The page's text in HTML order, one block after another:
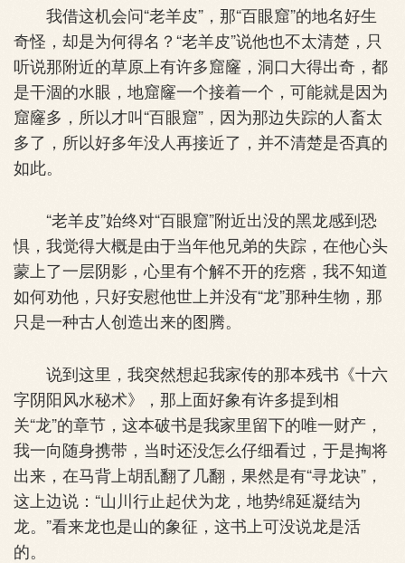
我借这机会问“老羊皮”，那“百眼窟”的地名好生
奇怪，却是为何得名？“老羊皮”说他也不太清楚，只
听说那附近的草原上有许多窟窿，洞口大得出奇，都
是干涸的水眼，地窟窿一个接着一个，可能就是因为
窟窿多，所以才叫“百眼窟”，因为那边失踪的人畜太
多了，所以好多年没人再接近了，并不清楚是否真的
如此。
“老羊皮”始终对“百眼窟”附近出没的黑龙感到恐
惧，我觉得大概是由于当年他兄弟的失踪，在他心头
蒙上了一层阴影，心里有个解不开的疙瘩，我不知道
如何劝他，只好安慰他世上并没有“龙”那种生物，那
只是一种古人创造出来的图腾。
说到这里，我突然想起我家传的那本残书《十六
字阴阳风水秘术》，那上面好象有许多提到相
关“龙”的章节，这本破书是我家里留下的唯一财产，
我一向随身携带，当时还没怎么仔细看过，于是掏将
出来，在马背上胡乱翻了几翻，果然是有“寻龙诀”，
这上边说：“山川行止起伏为龙，地势绵延凝结为
龙。”看来龙也是山的象征，这书上可没说龙是活
的。